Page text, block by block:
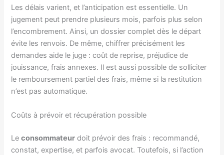
Les délais varient, et l’anticipation est essentielle. Un
jugement peut prendre plusieurs mois, parfois plus selon
l’encombrement. Ainsi, un dossier complet dès le départ
évite les renvois. De même, chiffrer précisément les
demandes aide le juge : coût de reprise, préjudice de
jouissance, frais annexes. Il est aussi possible de solliciter
le remboursement partiel des frais, même si la restitution
n’est pas automatique.
Coûts à prévoir et récupération possible
Leconsommateur doit prévoir des frais : recommandé,
constat, expertise, et parfois avocat. Toutefois, si l’action